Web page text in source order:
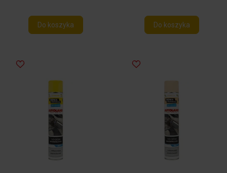
Do koszyka Do koszyka